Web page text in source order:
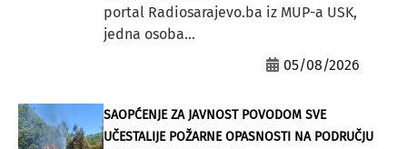
portal Radiosarajevo.ba iz MUP-a USK,
jedna osoba...
05/08/2026
SAOPĆENJE ZA JAVNOST POVODOM SVE
UČESTALIJE POŽARNE OPASNOSTI NA PODRUČJU